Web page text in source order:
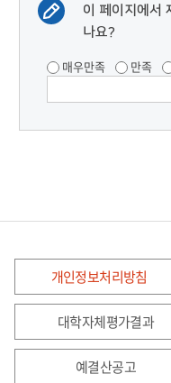
이 페이지에서
나요?
매우만족 만족
개인정보처리방침
대학자체평가결과
예결산공고